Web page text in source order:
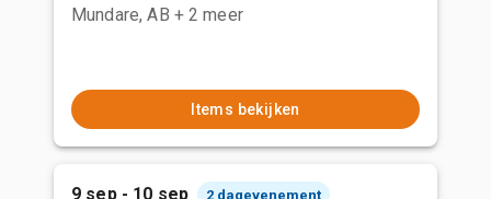
Mundare, AB + 2 meer
Items bekijken
9 sep - 10 sep 2 dagevenement